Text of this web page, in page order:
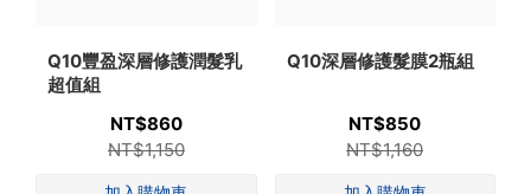
Q10豐盈深層修護潤髮乳
超值組
NT$860
NT$1,150
Q10深層修護髮膜2瓶組
NT$850
NT$1,160